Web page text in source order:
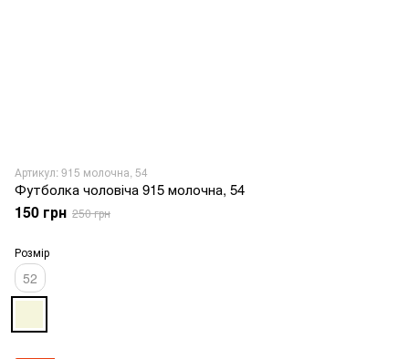
Артикул: 915 молочна, 54
Футболка чоловіча 915 молочна, 54
150 грн 250 грн
Розмір
52